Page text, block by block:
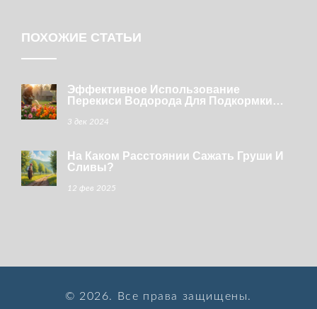
ПОХОЖИЕ СТАТЬИ
Эффективное Использование
Перекиси Водорода Для Подкормки
3 дек 2024
На Каком Расстоянии Сажать Груши И
Сливы?
12 фев 2025
© 2026. Все права защищены.